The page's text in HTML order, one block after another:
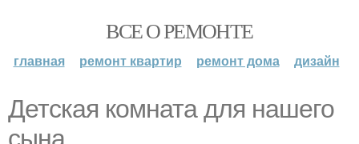
ВСЕ О РЕМОНТЕ
главная ремонт квартир ремонт дома дизайн
Детская комната для нашего